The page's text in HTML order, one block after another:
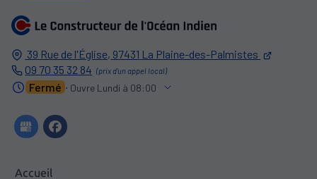
39 Rue de l'Église, 97431 La Plaine-des-Palmistes
09 70 35 32 84
Fermé ⋅ Ouvre Lundi à 08:00
Accueil